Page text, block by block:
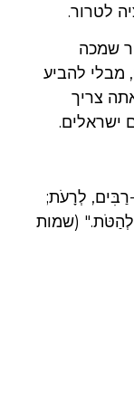
לטרור.
שמכה
מבלי להביע
צריך
ישראלים.
לְרָעֹת;
(שמות